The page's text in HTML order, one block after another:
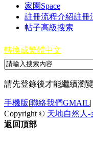
家園 Space
註冊流程介紹註冊
帖子高級搜索
轉換成繁體中文
請先登錄後才能繼續瀏覽
手機版|聯絡我們GMAIL|
Copyright © 天地自然人
返回頂部